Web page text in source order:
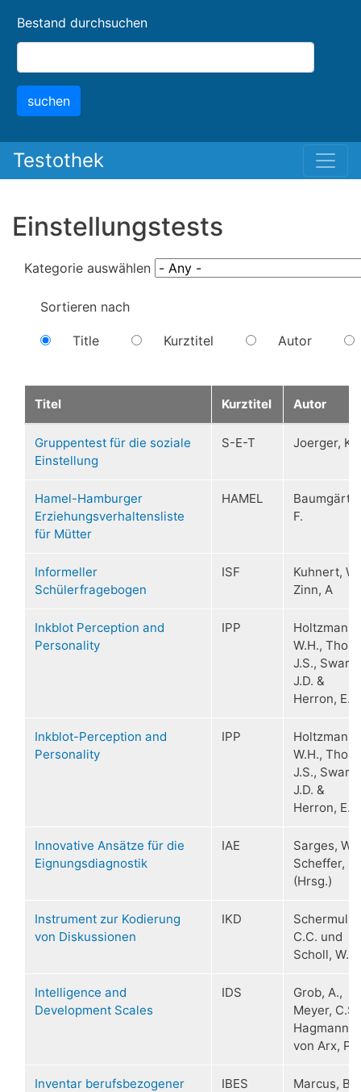
content
Bestand durchsuchen
suchen
Testothek
Einstellungstests
Kategorie auswählen
Sortieren nach
Title Kurztitel Autor
Titel Kurztitel Autor
Gruppentest für die soziale
Einstellung
S-E-T Joerger, K.
Hamel-Hamburger
Erziehungsverhaltensliste
für Mütter
HAMEL
F.
Informeller
Schülerfragebogen
ISF
Kuhnert,
Zinn, A
Inkblot Perception and
Personality
IPP
Holtzmann,
W.H.,
J.S.,
J.D. &
Herron,
Inkblot-Perception and
Personality
IPP
Holtzmann,
W.H.,
J.S.,
J.D. &
Herron,
Innovative Ansätze für die
Eignungsdiagnostik
IAE
Sarges, W.
Scheffer, D.
(Hrsg.)
Instrument zur Kodierung
von Diskussionen
IKD
Schermully,
C.C. und
Scholl, W.
Intelligence and
Development Scales
IDS
Grob, A.,
Meyer, C.S.
Hagmann-
von Arx, P.
Inventar berufsbezogener
IBES Marcus, B.